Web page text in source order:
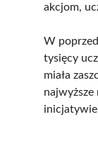
akcjom,
W
tysięcy
miała